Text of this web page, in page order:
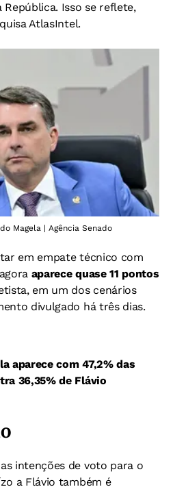
República. Isso se reflete,
AtlasIntel.
Magela | Agência Senado
em empate técnico com
aparece quase 11 pontos
em um dos cenários
divulgado há três dias.
aparece com 47,2% das
36,35% de Flávio
intenções de voto para o
a Flávio também é